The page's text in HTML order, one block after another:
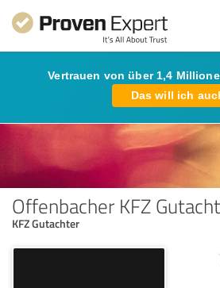
Vertrauen von über 1,4
Das will ich
Offenbacher KFZ
KFZ Gutachter